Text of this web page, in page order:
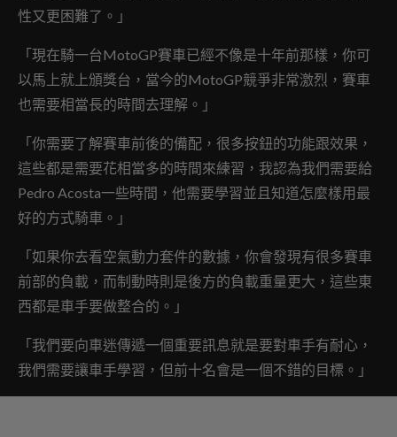
性又更困難了。」
「現在騎一台MotoGP賽車已經不像是十年前那樣，你可
以馬上就上頒獎台，當今的MotoGP競爭非常激烈，賽車
也需要相當長的時間去理解。」
「你需要了解賽車前後的備配，很多按鈕的功能跟效果，
這些都是需要花相當多的時間來練習，我認為我們需要給
Pedro Acosta一些時間，他需要學習並且知道怎麼樣用最
好的方式騎車。」
「如果你去看空氣動力套件的數據，你會發現有很多賽車
前部的負載，而制動時則是後方的負載重量更大，這些東
西都是車手要做整合的。」
「我們要向車迷傳遞一個重要訊息就是要對車手有耐心，
我們需要讓車手學習，但前十名會是一個不錯的目標。」